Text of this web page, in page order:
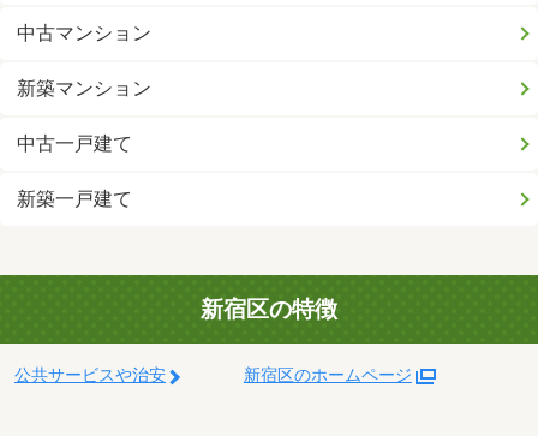
中古マンション
新築マンション
中古一戸建て
新築一戸建て
新宿区の特徴
公共サービスや治安 新宿区のホームページ